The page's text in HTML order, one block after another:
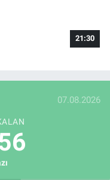
21:30
07.08.2026